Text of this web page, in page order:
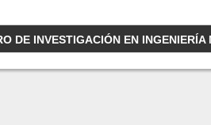
DE INVESTIGACIÓN EN